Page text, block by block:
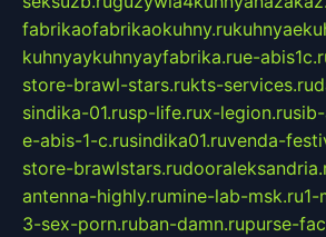
fabrikaofabrikaokuhny.ru
kuhnyaykuhnyayfabrika.rue-
store-brawl-stars.rukts-services.ru
sindika-01.rusp-life.rux-legion.ru
e-abis-1-c.rusindika01.ruvenda-
store-brawlstars.ru
antenna-highly.rumine-lab-msk.ru1-
3-sex-porn.ruban-damn.rupurse-